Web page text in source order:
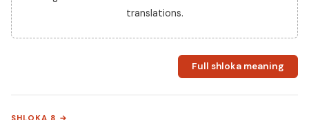
translations.
Full shloka meaning